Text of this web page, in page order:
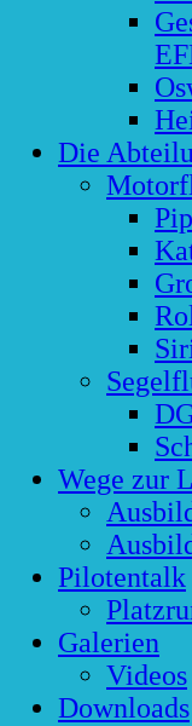
Die
Wege zur
Pilotentalk
Galerien
Videos
Downloads